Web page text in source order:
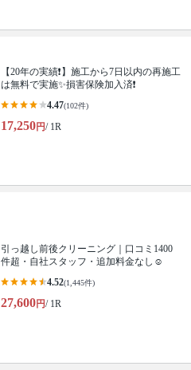
【20年の実績❗️】施工から7日以内の再施工
は無料で実施✨損害保険加入済❗️
4.47(102件)
17,250円/ 1R
引っ越し前後クリーニング｜口コミ1400
件超・自社スタッフ・追加料金なし☺️
4.52(1,445件)
27,600円/ 1R